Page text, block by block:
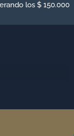
los $ 150.000